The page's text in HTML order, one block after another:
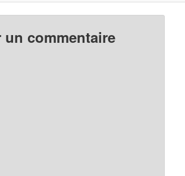
un commentaire